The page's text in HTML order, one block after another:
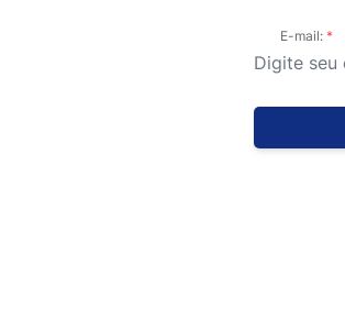
E-mail: